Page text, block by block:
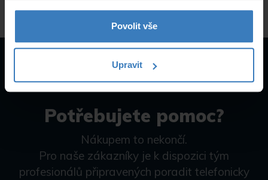
Povolit vše
Upravit
Potřebujete pomoc?
Nákupem to nekončí.
Pro naše zákazníky je k dispozici tým
profesionálů připravených poradit telefonicky